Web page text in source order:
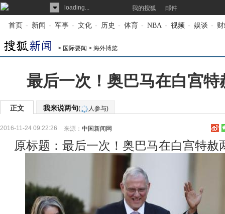
loading... 我的搜狐 邮件
首页 - 新闻 - 军事 - 文化 - 历史 - 体育 - NBA - 视频 - 娱谈 -
> 国际要闻 > 海外博览
最后一次！奥巴马在白宫特
正文 我来说两句( 人参与)
2016-11-24 09:22:26 来源： 中国新闻网
原标题：最后一次！奥巴马在白宫特赦